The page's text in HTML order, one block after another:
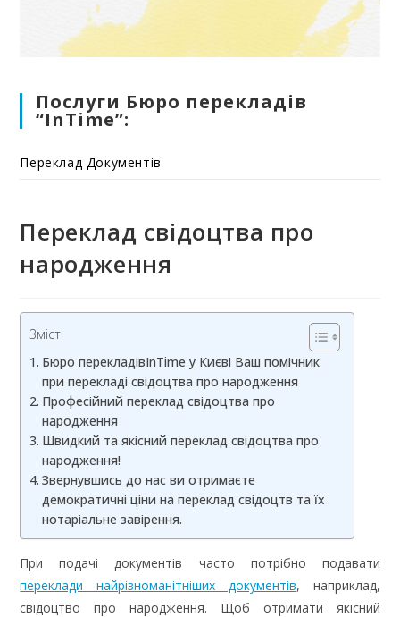
Послуги Бюро перекладів
“InTime”:
Переклад Документів
Переклад свідоцтва про
народження
Зміст
Бюро перекладівInTime у Києві Ваш помічник
при перекладі свідоцтва про народження
Професійний переклад свідоцтва про
народження
Швидкий та якісний переклад свідоцтва про
народження!
Звернувшись до нас ви отримаєте
демократичні ціни на переклад свідоцтв та їх
нотаріальне завірення.
При подачі документів часто потрібно подавати
переклади найрізноманітніших документів, наприклад,
свідоцтво про народження. Щоб отримати якісний